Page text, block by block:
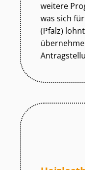
weitere
was sich
(Pfalz)